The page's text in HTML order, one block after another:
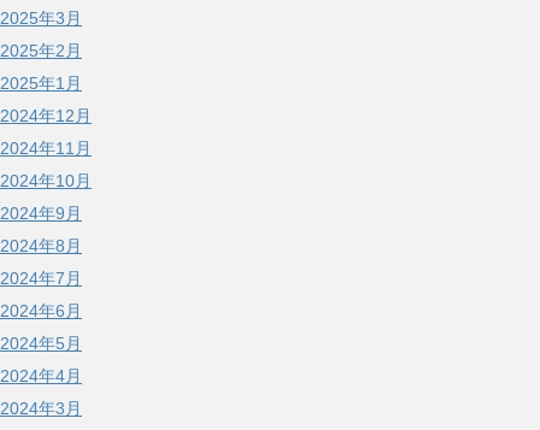
2025年3月
2025年2月
2025年1月
2024年12月
2024年11月
2024年10月
2024年9月
2024年8月
2024年7月
2024年6月
2024年5月
2024年4月
2024年3月